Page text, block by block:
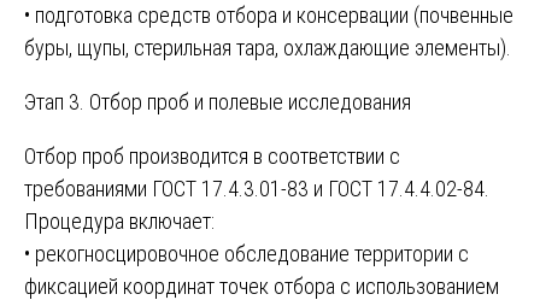
• подготовка средств отбора и консервации (почвенные
буры, щупы, стерильная тара, охлаждающие элементы).
Этап 3. Отбор проб и полевые исследования
Отбор проб производится в соответствии с
требованиями ГОСТ 17.4.3.01-83 и ГОСТ 17.4.4.02-84.
Процедура включает:
• рекогносцировочное обследование территории с
фиксацией координат точек отбора с использованием